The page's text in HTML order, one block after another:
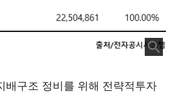
배구조 정비를 위해 전략적투자